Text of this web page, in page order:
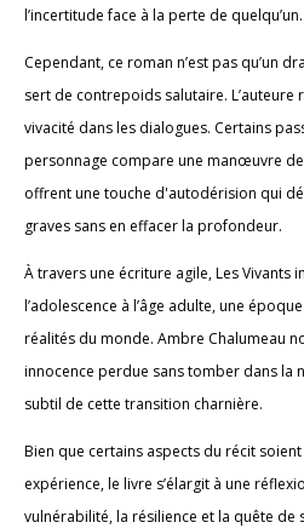
l’incertitude face à la perte de quelqu’un.
Cependant, ce roman n’est pas qu’un
sert de contrepoids salutaire. L’auteure
vivacité dans les dialogues. Certains
personnage compare une manœuvre
offrent une touche d'autodérision qui
graves sans en effacer la profondeur.
À travers une écriture agile, Les Vivants
l’adolescence à l’âge adulte, une
réalités du monde. Ambre Chalumeau
innocence perdue sans tomber dans la
subtil de cette transition charnière.
Bien que certains aspects du récit
expérience, le livre s’élargit à une
vulnérabilité, la résilience et la quête de